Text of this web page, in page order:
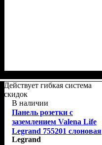
Действует гибкая система
скидок
В наличии
Панель розетки с
заземлением Valena Life
Legrand 755201 слоновая
кость
Legrand